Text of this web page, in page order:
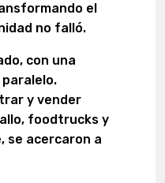
el
no falló.
con una
y vender
foodtrucks y
se acercaron a